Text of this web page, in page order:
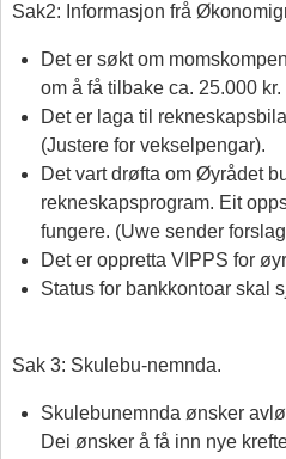
Sak2: Informasjon frå
Det er søkt om
om å få tilbake ca. 25.000 kr.
Det er laga til
(Justere for vekselpengar).
Det vart drøfta om Øyrådet
rekneskapsprogram. Eit
fungere. (Uwe sender
Det er oppretta VIPPS for
Status for bankkontoar skal
Sak 3: Skulebu-nemnda.
Skulebunemnda ønsker
Dei ønsker å få inn nye